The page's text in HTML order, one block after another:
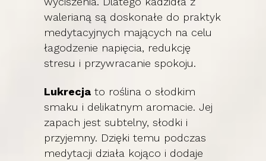
walerianą są doskonałe do praktyk
medytacyjnych mających na celu
łagodzenie napięcia, redukcję
stresu i przywracanie spokoju.
Lukrecja to roślina o słodkim
smaku i delikatnym aromacie. Jej
zapach jest subtelny, słodki i
przyjemny. Dzięki temu podczas
medytacji działa kojąco i dodaje